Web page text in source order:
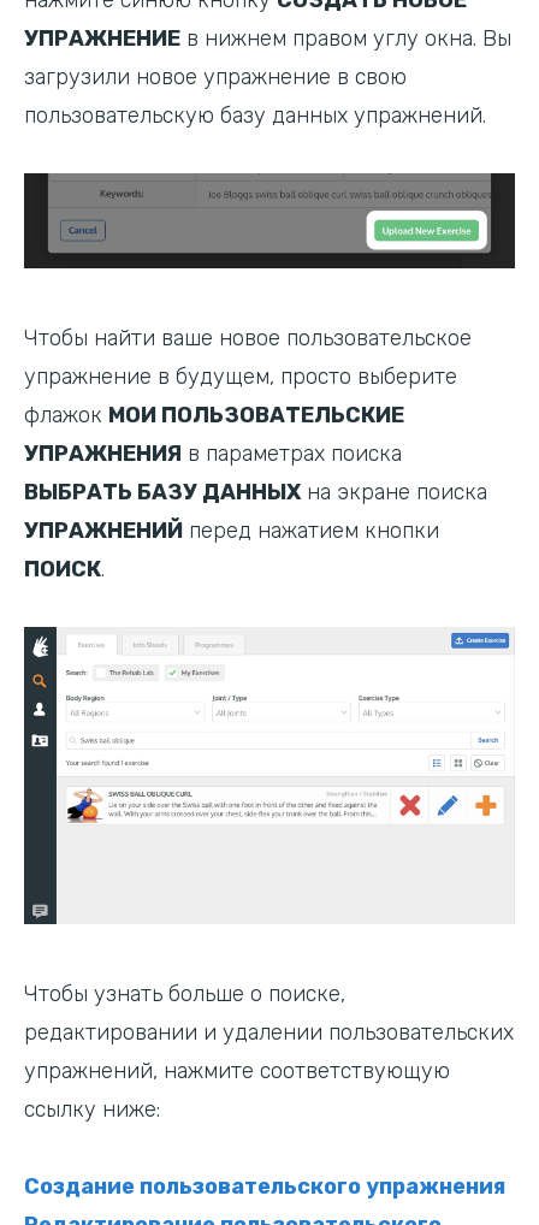
УПРАЖНЕНИЕ в нижнем правом углу окна. Вы
загрузили новое упражнение в свою
пользовательскую базу данных упражнений.
Чтобы найти ваше новое пользовательское
упражнение в будущем, просто выберите
флажок МОИ ПОЛЬЗОВАТЕЛЬСКИЕ
УПРАЖНЕНИЯ в параметрах поиска
ВЫБРАТЬ БАЗУ ДАННЫХна экране поиска
УПРАЖНЕНИЙ перед нажатием кнопки
ПОИСК.
Чтобы узнать больше о поиске,
редактировании и удалении пользовательских
упражнений, нажмите соответствующую
ссылку ниже:
Создание пользовательского упражнения